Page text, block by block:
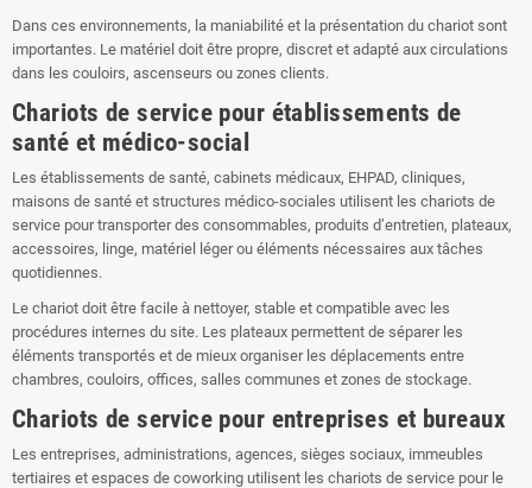
Dans ces environnements, la maniabilité et la présentation du chariot sont
importantes. Le matériel doit être propre, discret et adapté aux circulations
dans les couloirs, ascenseurs ou zones clients.
Chariots de service pour établissements de
santé et médico-social
Les établissements de santé, cabinets médicaux, EHPAD, cliniques,
maisons de santé et structures médico-sociales utilisent les chariots de
service pour transporter des consommables, produits d’entretien, plateaux,
accessoires, linge, matériel léger ou éléments nécessaires aux tâches
quotidiennes.
Le chariot doit être facile à nettoyer, stable et compatible avec les
procédures internes du site. Les plateaux permettent de séparer les
éléments transportés et de mieux organiser les déplacements entre
chambres, couloirs, offices, salles communes et zones de stockage.
Chariots de service pour entreprises et bureaux
Les entreprises, administrations, agences, sièges sociaux, immeubles
tertiaires et espaces de coworking utilisent les chariots de service pour le